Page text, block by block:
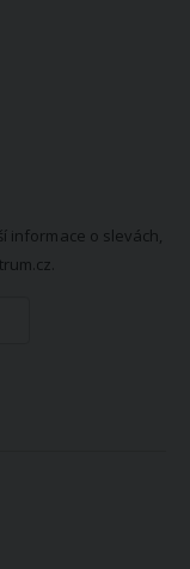
informace o slevách,